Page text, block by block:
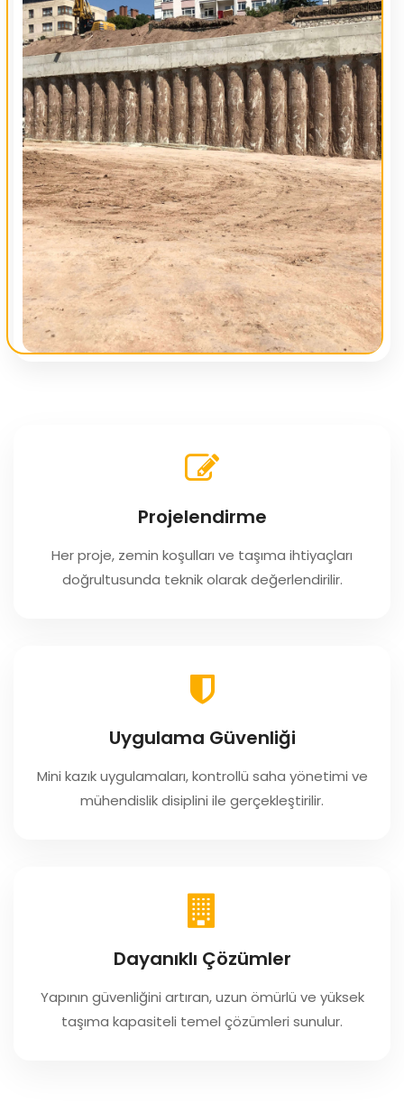
Projelendirme
Her proje, zemin koşulları ve taşıma ihtiyaçları
doğrultusunda teknik olarak değerlendirilir.
Uygulama Güvenliği
Mini kazık uygulamaları, kontrollü saha yönetimi ve
mühendislik disiplini ile gerçekleştirilir.
Dayanıklı Çözümler
Yapının güvenliğini artıran, uzun ömürlü ve yüksek
taşıma kapasiteli temel çözümleri sunulur.